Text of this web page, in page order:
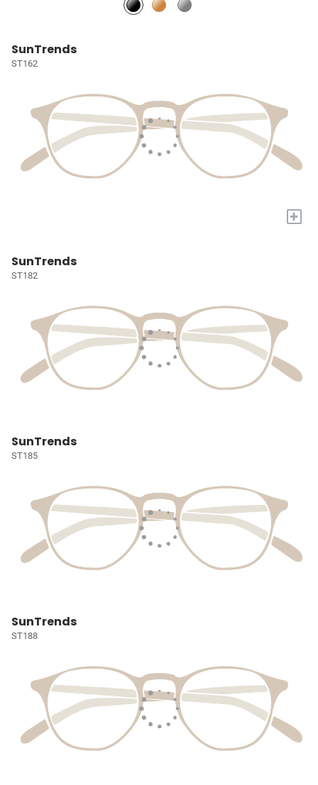
SunTrends
ST162
+
SunTrends
ST182
SunTrends
ST185
SunTrends
ST188